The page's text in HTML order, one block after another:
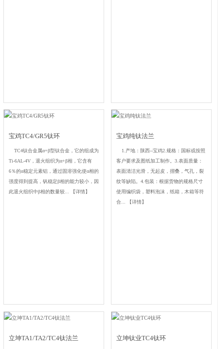
宝鸡TC4/GR5钛环
TC4钛合金属α+β型钛合金，它的组成为
Ti-6AL-4V，退火组织为α+β相，它含有
6％的α稳定元素铝，通过固溶强化使α相的
强度得到提高，钒稳定β相的能力较小，因
此退火组织中β相的数量较...
【详情】
宝鸡纯钛法兰
1.产地：陕西--宝鸡2.规格：国标或按照
客户要求及图纸加工制作。3.表面质量：
表面清洁光滑，无起皮，摺叠，气孔，裂
纹等缺陷。4.包装：根据货物的规格尺寸
使用编织袋，塑料泡沫，纸箱，木箱等符
合...
【详情】
立坤TA1/TA2/TC4钛法兰 立坤钛业TC4钛环